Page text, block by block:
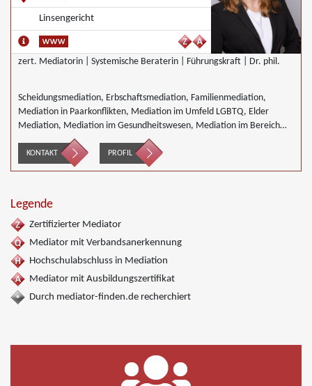
Linsengericht
zert. Mediatorin | Systemische Beraterin | Führungskraft | Dr. phil.
Scheidungsmediation, Erbschaftsmediation, Familienmediation,
Mediation in Paarkonflikten, Mediation im Umfeld LGBTQ, Elder
Mediation, Mediation im Gesundheitswesen, Mediation im Bereich
Integration und Inklusion, Mediation im Versicherungsbereich,
Mediation von Generationskonflikten, Mediation bei
Gesellschafterkonflikten, Mediation im öffentlichen Bereich,
KONTAKT PROFIL
Legende
Zertifizierter Mediator
Mediator mit Verbandsanerkennung
Hochschulabschluss in Mediation
Mediator mit Ausbildungszertifikat
Durch mediator-finden.de recherchiert